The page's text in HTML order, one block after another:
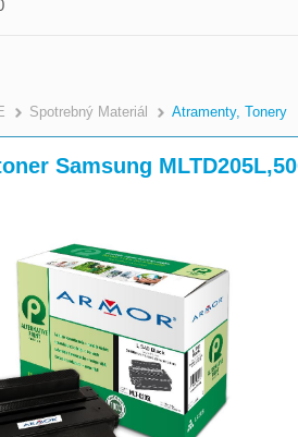
>
Spotrebný Materiál >
Atramenty, Tonery
Samsung